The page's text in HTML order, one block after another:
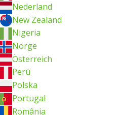
Nederland
New Zealand
Nigeria
Norge
Österreich
Perú
Polska
Portugal
România